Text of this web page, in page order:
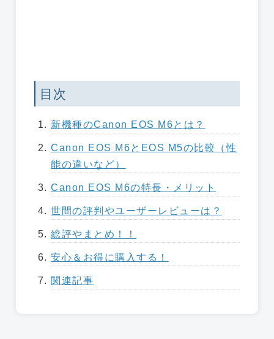
目次
新機種のCanon EOS M6とは？
Canon EOS M6とEOS M5の比較（性
能の違いなど）
Canon EOS M6の特長・メリット
世間の評判やユーザーレビューは？
総評やまとめ！！
安心＆お得に購入する！
関連記事